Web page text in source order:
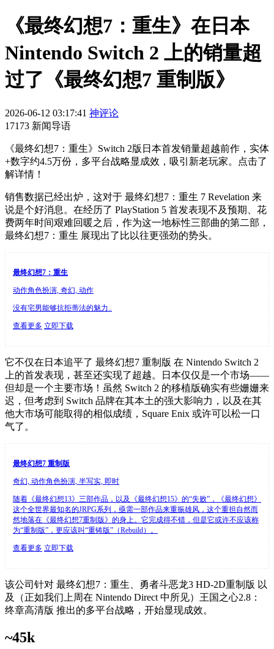
《最终幻想7：重生》在日本
Nintendo Switch 2 上的销量超
过了《最终幻想7 重制版》
2026-06-12 03:17:41 神评论
17173 新闻导语
《最终幻想7：重生》Switch 2版日本首发销量超越前作，实体
+数字约4.5万份，多平台战略显成效，吸引新老玩家。点击了
解详情！
销售数据已经出炉，这对于 最终幻想7：重生 7 Revelation 来
说是个好消息。在经历了 PlayStation 5 首发表现不及预期、花
费两年时间艰难回暖之后，作为这一地标性三部曲的第二部，
最终幻想7：重生 展现出了比以往更强劲的势头。
最终幻想7：重生
动作角色扮演, 奇幻, 动作
没有宅男能够抗拒蒂法的魅力..
查看更多 立即下载
它不仅在日本追平了 最终幻想7 重制版 在 Nintendo Switch 2
上的首发表现，甚至还实现了超越。日本仅仅是一个市场——
但却是一个主要市场！虽然 Switch 2 的移植版确实有些姗姗来
迟，但考虑到 Switch 品牌在其本土的强大影响力，以及在其
他大市场可能取得的相似成绩，Square Enix 或许可以松一口
气了。
最终幻想7 重制版
奇幻, 动作角色扮演, 半写实, 即时
随着《最终幻想13》三部作品，以及《最终幻想15》的“失败”，《最终幻想》
这个全世界最知名的JRPG系列，亟需一部作品来重振雄风，这个重担自然而
然地落在《最终幻想7重制版》的身上。它完成得不错，但是它或许不应该称
为“重制版”，更应该叫“重铸版”（Rebuild）。
查看更多 立即下载
该公司针对 最终幻想7：重生、勇者斗恶龙3 HD-2D重制版 以
及（正如我们上周在 Nintendo Direct 中所见）王国之心2.8：
终章高清版 推出的多平台战略，开始显现成效。
~45k